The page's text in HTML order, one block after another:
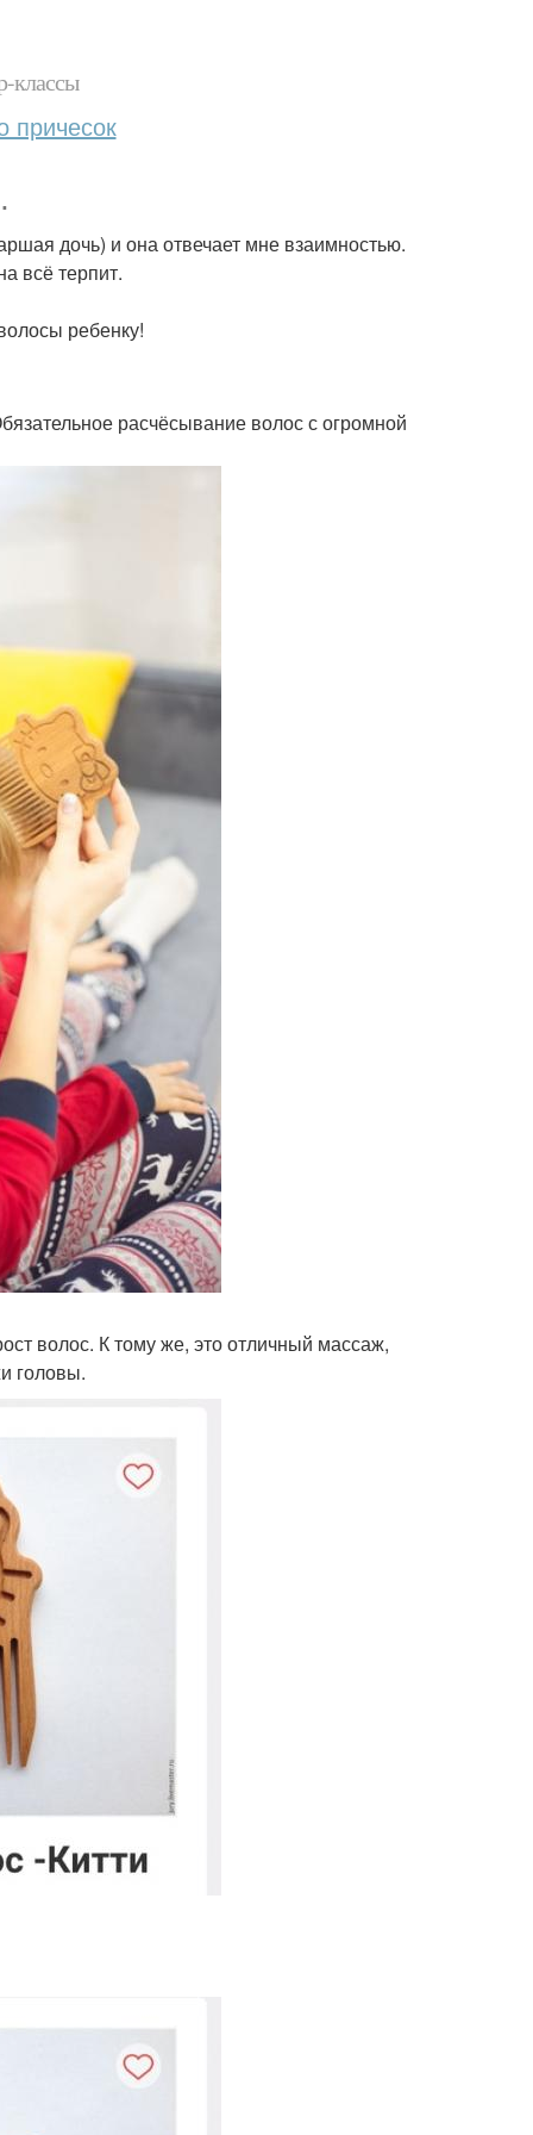
классы
причесок
дочь) и она отвечает мне взаимностью.
всё терпит.
ребенку!
расчёсывание волос с огромной
волос. К тому же, это отличный массаж,
головы.